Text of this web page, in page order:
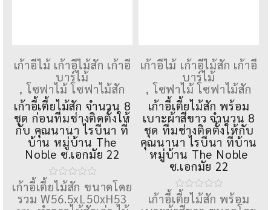
เก้าอี้ไม้ เก้าอี้ไม้สัก เก้าอี้
บาร์ไม้
,โซฟาไม้ โซฟาไม้สัก
เก้าอี้เตี้ยไม้สัก จำนวน 8
ชุด ก่อนทีมช่างติดตั้งให้
กับ คุณนานา ไรบีนา ที่
บ้าน หมู่บ้าน The
Noble ซ.เอกมัย 22
เก้าอี้ไม้ เก้าอี้ไม้สัก เก้าอี้
บาร์ไม้
,โซฟาไม้ โซฟาไม้สัก
เก้าอี้เตี้ยไม้สัก พร้อม
เบาะผ้าสีขาว จำนวน 8
ชุด ทีมช่างติดตั้งให้กับ
คุณนานา ไรบีนา ที่บ้าน
หมู่บ้าน The Noble
ซ.เอกมัย 22